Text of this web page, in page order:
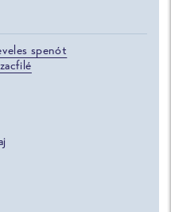
spenót